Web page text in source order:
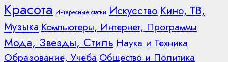
Красота Интересные статьи Искусство Кино, ТВ,
Музыка Компьютеры, Интернет, Программы
Мода, Звезды, Стиль Наука и Техника
Образование, Учеба Общество и Политика